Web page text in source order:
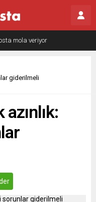
kontrol mü, kolonializm mi?
giderilmeli
azınlık: